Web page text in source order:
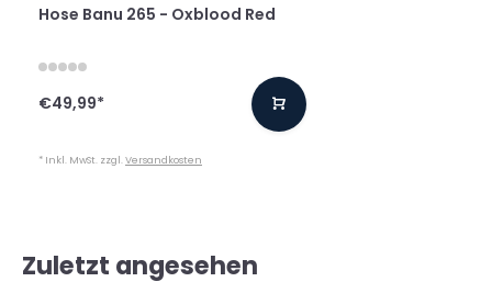
Hose Banu 265 - Oxblood Red
€49,99*
* Inkl. MwSt. zzgl.Versandkosten
Zuletzt angesehen